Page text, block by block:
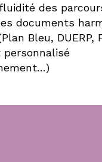
des
documents
Bleu, DUERP,
personnalisé